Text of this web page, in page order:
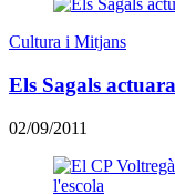
Cultura i Mitjans
Els Sagals
02/09/2011